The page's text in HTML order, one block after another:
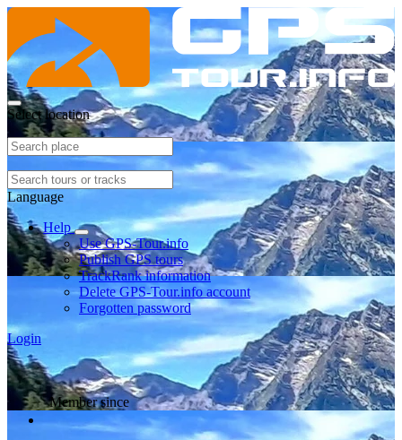
Select location
Language
Help
Use GPS-Tour.info
Publish GPS tours
TrackRank information
Delete GPS-Tour.info account
Forgotten password
Login
Member since